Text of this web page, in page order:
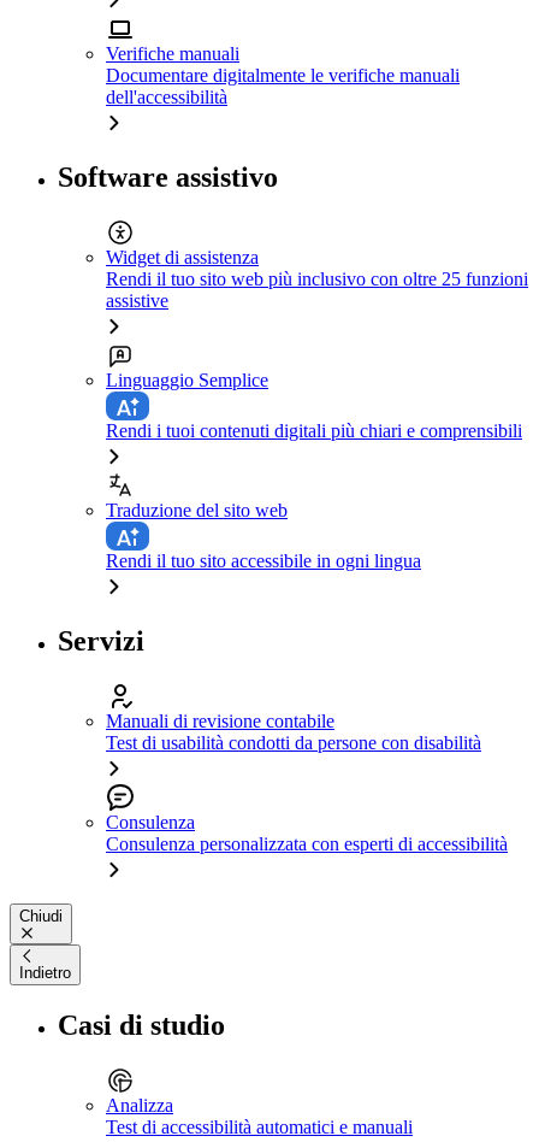
Verifiche manuali
Documentare digitalmente le verifiche manuali
dell'accessibilità
Software assistivo
Widget di assistenza
Rendi il tuo sito web più inclusivo con oltre 25 funzioni
assistive
Linguaggio Semplice
Rendi i tuoi contenuti digitali più chiari e comprensibili
Traduzione del sito web
Rendi il tuo sito accessibile in ogni lingua
Servizi
Manuali di revisione contabile
Test di usabilità condotti da persone con disabilità
Consulenza
Consulenza personalizzata con esperti di accessibilità
Chiudi
Indietro
Casi di studio
Analizza
Test di accessibilità automatici e manuali